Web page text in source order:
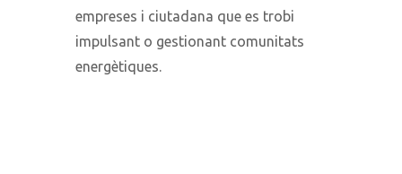
empreses i ciutadana que es trobi
impulsant o gestionant comunitats
energètiques.